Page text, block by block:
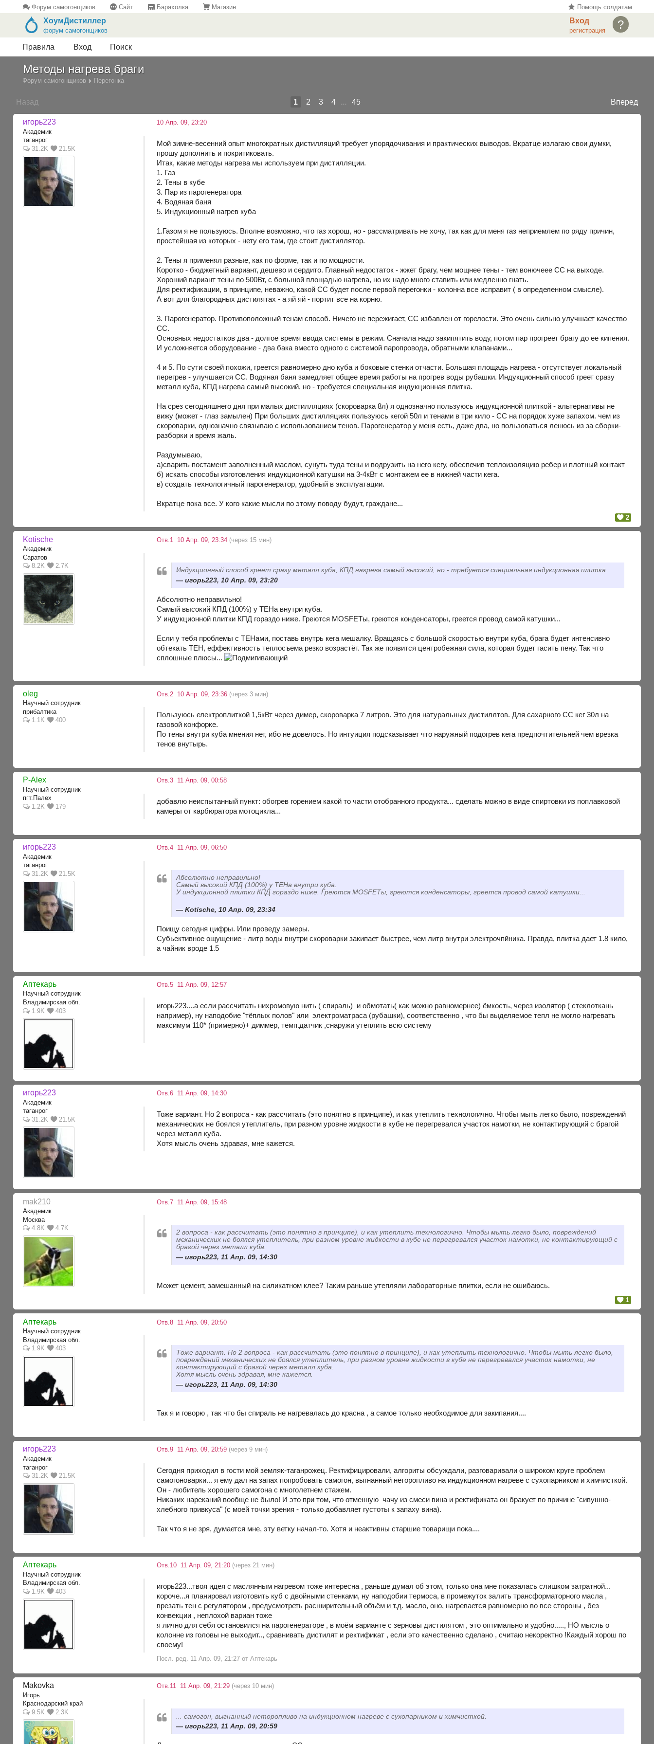
Форум самогонщиков Сайт Барахолка Магазин Помощь солдатам
?
Вход
регистрация
ХоумДистиллер
форум самогонщиков
Правила Вход Поиск
Методы нагрева браги
Форум самогонщиков Перегонка
Назад Вперед
1 2 3 4 ... 45
игорь223
Академик
таганрог
31.2K
21.5K
10 Апр. 09, 23:20
Мой зимне-весенний опыт многократных дистилляций требует упорядочивания и практических выводов. Вкратце излагаю свои думки,
прошу дополнить и покритиковать.
Итак, какие методы нагрева мы используем при дистилляции.
1. Газ
2. Тены в кубе
3. Пар из парогенератора
4. Водяная баня
5. Индукционный нагрев куба
1.Газом я не пользуюсь. Вполне возможно, что газ хорош, но - рассматривать не хочу, так как для меня газ неприемлем по ряду причин,
простейшая из которых - нету его там, где стоит дистиллятор.
2. Тены я применял разные, как по форме, так и по мощности.
Коротко - бюджетный вариант, дешево и сердито. Главный недостаток - жжет брагу, чем мощнее тены - тем вонючеее СС на выходе.
Хороший вариант тены по 500Вт, с большой площадью нагрева, но их надо много ставить или медленно гнать.
Для ректификации, в принципе, неважно, какой СС будет после первой перегонки - колонна все исправит ( в определенном смысле).
А вот для благородных дистилятах - а яй яй - портит все на корню.
3. Парогенератор. Противоположный тенам способ. Ничего не пережигает, СС избавлен от горелости. Это очень сильно улучшает качество
СС.
Основных недостатков два - долгое время ввода системы в режим. Сначала надо закипятить воду, потом пар прогреет брагу до ее кипения.
И усложняется оборудование - два бака вместо одного с системой паропровода, обратными клапанами...
4 и 5. По сути своей похожи, греется равномерно дно куба и боковые стенки отчасти. Большая площадь нагрева - отсутствует локальный
перегрев - улучшается СС. Водяная баня замедляет общее время работы на прогрев воды рубашки. Индукционный способ греет сразу
металл куба, КПД нагрева самый высокий, но - требуется специальная индукционная плитка.
На срез сегодняшнего дня при малых дистилляциях (скороварка 8л) я однозначно пользуюсь индукционной плиткой - альтернативы не
вижу (может - глаз замылен) При больших дистилляциях пользуюсь кегой 50л и тенами в три кило - СС на порядок хуже запахом. чем из
скороварки, однозначно связываю с использованием тенов. Парогенератор у меня есть, даже два, но пользоваться ленюсь из за сборки-
разборки и время жаль.
Раздумываю,
а)сварить постамент заполненный маслом, сунуть туда тены и водрузить на него кегу, обеспечив теплоизоляцию ребер и плотный контакт
б) искать способы изготовления индукционной катушки на 3-4кВт с монтажем ее в нижней части кега.
в) создать технологичный парогенератор, удобный в эксплуатации.
Вкратце пока все. У кого какие мысли по этому поводу будут, граждане...
2
Kotische
Академик
Саратов
8.2K
2.7K
Отв.1 10 Апр. 09, 23:34 (через 15 мин)
Индукционный способ греет сразу металл куба, КПД нагрева самый высокий, но - требуется специальная индукционная плитка.
игорь223, 10 Апр. 09, 23:20
Абсолютно неправильно!
Самый высокий КПД (100%) у ТЕНа внутри куба.
У индукционной плитки КПД гораздо ниже. Греются MOSFETы, греются конденсаторы, греется провод самой катушки...
Если у тебя проблемы с ТЕНами, поставь внутрь кега мешалку. Вращаясь с большой скоростью внутри куба, брага будет интенсивно
обтекать ТЕН, еффективность теплосъема резко возрастёт. Так же появится центробежная сила, которая будет гасить пену. Так что
сплошные плюсы...
oleg
Научный сотрудник
прибалтика
1.1K
400
Отв.2 10 Апр. 09, 23:36 (через 3 мин)
Пользуюсь електроплиткой 1,5кВт через димер, скороварка 7 литров. Это для натуральных дистиллтов. Для сахарного СС кег 30л на
газовой конфорке.
По тены внутри куба мнения нет, ибо не довелось. Но интуиция подсказывает что наружный подогрев кега предпочтительней чем врезка
тенов внутырь.
P-Alex
Научный сотрудник
пгт.Палех
1.2K
179
Отв.3 11 Апр. 09, 00:58
добавлю неиспытанный пункт: обогрев горением какой то части отобранного продукта... сделать можно в виде спиртовки из поплавковой
камеры от карбюратора мотоцикла...
игорь223
Академик
таганрог
31.2K
21.5K
Отв.4 11 Апр. 09, 06:50
Абсолютно неправильно!
Самый высокий КПД (100%) у ТЕНа внутри куба.
У индукционной плитки КПД гораздо ниже. Греются MOSFETы, греются конденсаторы, греется провод самой катушки...
Kotische, 10 Апр. 09, 23:34
Поищу сегодня цифры. Или проведу замеры.
Субьективное ощущение - литр воды внутри скороварки закипает быстрее, чем литр внутри электрочпйника. Правда, плитка дает 1.8 кило,
а чайник вроде 1.5
Аптекарь
Научный сотрудник
Владимирская обл.
1.9K
403
Отв.5 11 Апр. 09, 12:57
игорь223....а если рассчитать нихромовую нить ( спираль) и обмотать( как можно равномернее) ёмкость, через изолятор ( стеклоткань
например), ну наподобие "тёплых полов" или электроматраса (рубашки), соответственно , что бы выделяемое тепл не могло нагревать
максимум 110* (примерно)+ диммер, темп.датчик ,снаружи утеплить всю систему
игорь223
Академик
таганрог
31.2K
21.5K
Отв.6 11 Апр. 09, 14:30
Тоже вариант. Но 2 вопроса - как рассчитать (это понятно в принципе), и как утеплить технологично. Чтобы мыть легко было, повреждений
механических не боялся утеплитель, при разном уровне жидкости в кубе не перегревался участок намотки, не контактирующий с брагой
через металл куба.
Хотя мысль очень здравая, мне кажется.
mak210
Академик
Москва
4.8K
4.7K
Отв.7 11 Апр. 09, 15:48
2 вопроса - как рассчитать (это понятно в принципе), и как утеплить технологично. Чтобы мыть легко было, повреждений
механических не боялся утеплитель, при разном уровне жидкости в кубе не перегревался участок намотки, не контактирующий с
брагой через металл куба.
игорь223, 11 Апр. 09, 14:30
Может цемент, замешанный на силикатном клее? Таким раньше утепляли лабораторные плитки, если не ошибаюсь.
1
Аптекарь
Научный сотрудник
Владимирская обл.
1.9K
403
Отв.8 11 Апр. 09, 20:50
Тоже вариант. Но 2 вопроса - как рассчитать (это понятно в принципе), и как утеплить технологично. Чтобы мыть легко было,
повреждений механических не боялся утеплитель, при разном уровне жидкости в кубе не перегревался участок намотки, не
контактирующий с брагой через металл куба.
Хотя мысль очень здравая, мне кажется.
игорь223, 11 Апр. 09, 14:30
Так я и говорю , так что бы спираль не нагревалась до красна , а самое только необходимое для закипания....
игорь223
Академик
таганрог
31.2K
21.5K
Отв.9 11 Апр. 09, 20:59 (через 9 мин)
Сегодня приходил в гости мой земляк-таганрожец. Ректифицировали, алгориты обсуждали, разговаривали о широком круге проблем
самогоноварки... я ему дал на запах попробовать самогон, выгнанный неторопливо на индукционном нагреве с сухопарником и химчисткой.
Он - любитель хорошего самогона с многолетнем стажем.
Никаких нареканий вообще не было! И это при том, что отменную чачу из смеси вина и ректификата он бракует по причине "сивушно-
хлебного привкуса" (с моей точки зрения - только добавляет густоты к запаху вина).
Так что я не зря, думается мне, эту ветку начал-то. Хотя и неактивны старшие товарищи пока....
Аптекарь
Научный сотрудник
Владимирская обл.
1.9K
403
Отв.10 11 Апр. 09, 21:20 (через 21 мин)
игорь223...твоя идея с маслянным нагревом тоже интересна , раньше думал об этом, только она мне показалась слишком затратной...
короче...я планировал изготовить куб с двойными стенками, ну наподобии термоса, в промежуток залить трансформаторного масла ,
врезать тен с регулятором , предусмотреть расширительный объём и т.д. масло, оно, нагревается равномерно во все стороны , без
конвекции , неплохой вариан тоже
я лично для себя остановился на парогенераторе , в моём варианте с зерновы дистилятом , это оптимально и удобно....., НО мысль о
колонне из головы не выходит.., сравнивать дистилят и ректификат , если это качественно сделано , считаю некоректно !Каждый хорош по
своему!
Посл. ред. 11 Апр. 09, 21:27 от Аптекарь
Makovka
Игорь
Краснодарский край
9.5K
2.3K
Отв.11 11 Апр. 09, 21:29 (через 10 мин)
... самогон, выгнанный неторопливо на индукционном нагреве с сухопарником и химчисткой.
игорь223, 11 Апр. 09, 20:59